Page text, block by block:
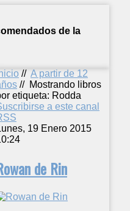
de la
// A partir de 12
// Mostrando libros
etiqueta: Rodda
a este canal
19 Enero 2015
de Rin